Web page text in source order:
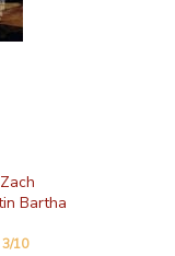
Zach
Bartha
3/10